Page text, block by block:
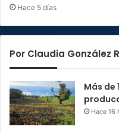
Hace 5 días
Por Claudia González
Más de
Hace 16